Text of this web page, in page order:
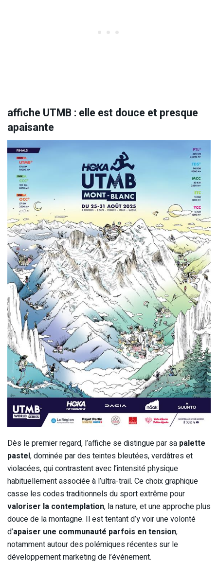
affiche UTMB : elle est douce et presque
apaisante
Dès le premier regard, l’affiche se distingue par sa palette
pastel, dominée par des teintes bleutées, verdâtres et
violacées, qui contrastent avec l’intensité physique
habituellement associée à l’ultra-trail. Ce choix graphique
casse les codes traditionnels du sport extrême pour
valoriser la contemplation, la nature, et une approche plus
douce de la montagne. Il est tentant d’y voir une volonté
d’apaiser une communauté parfois en tension,
notamment autour des polémiques récentes sur le
développement marketing de l’événement.